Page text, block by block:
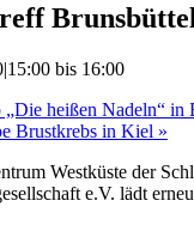
bis 16:00
heißen Nadeln“ in
Brustkrebs in Kiel »
Westküste der
e.V. lädt